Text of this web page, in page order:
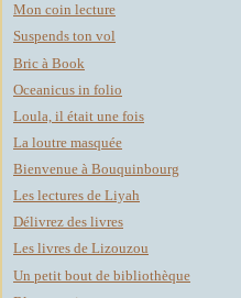
Mon coin lecture
Suspends ton vol
Bric à Book
Oceanicus in folio
Loula, il était une fois
La loutre masquée
Bienvenue à Bouquinbourg
Les lectures de Liyah
Délivrez des livres
Les livres de Lizouzou
Un petit bout de bibliothèque